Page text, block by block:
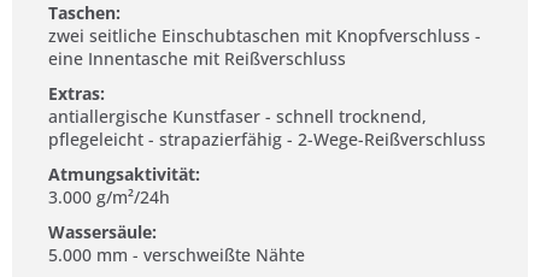
Taschen:
zwei seitliche Einschubtaschen mit Knopfverschluss -
eine Innentasche mit Reißverschluss
Extras:
antiallergische Kunstfaser - schnell trocknend,
pflegeleicht - strapazierfähig - 2-Wege-Reißverschluss
Atmungsaktivität:
3.000 g/m²/24h
Wassersäule:
5.000 mm - verschweißte Nähte